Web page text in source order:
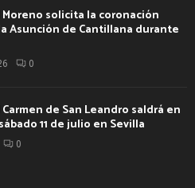
solicita la coronación
Asunción de Cantillana durante
0
de San Leandro saldrá en
11 de julio en Sevilla
0